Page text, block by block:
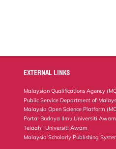
EXTERNAL LINKS
Malaysian Qualifications Agency
Public Service Department of
Malaysia Open Science Platform
Portal Budaya Ilmu Universiti Awam
Telaah | Universiti Awam
Malaysia Scholarly Publishing